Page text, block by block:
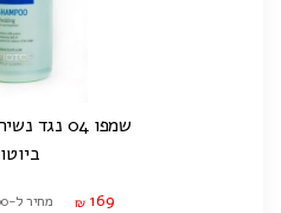
שמפו 04 נגד נשירה | 1000 מ"ל
₪ 169 מחיר ל-100 מ"ל: ₪16.90